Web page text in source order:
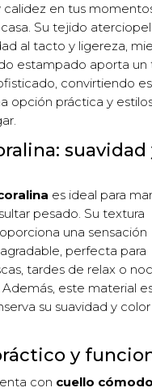
en tus
Su tejido
al tacto y ligereza,
estampado aporta un
convirtiendo
opción práctica y
suavidad
es ideal para
pesado. Su textura
una sensación
perfecta para
tardes de relax o
este material
su suavidad y
y
con cuello cómodo